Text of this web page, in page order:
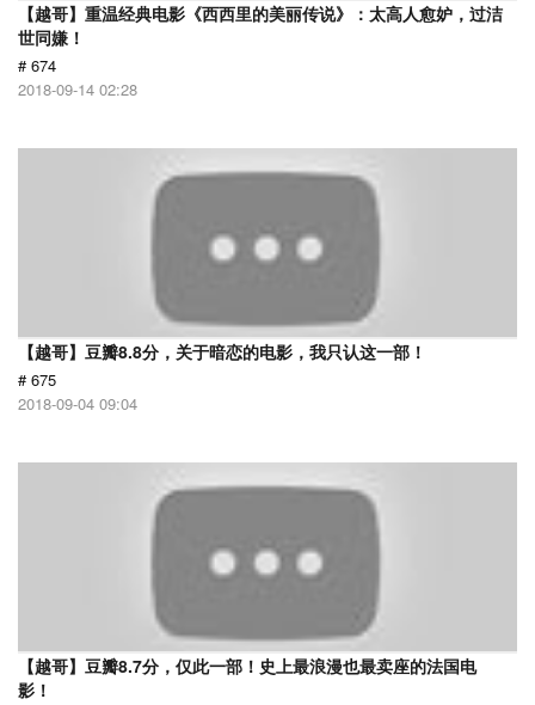
【越哥】重温经典电影《西西里的美丽传说》：太高人愈妒，过洁
世同嫌！
# 674
2018-09-14 02:28
【越哥】豆瓣8.8分，关于暗恋的电影，我只认这一部！
# 675
2018-09-04 09:04
【越哥】豆瓣8.7分，仅此一部！史上最浪漫也最卖座的法国电
影！